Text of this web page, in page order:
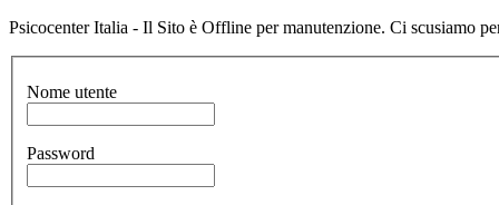
Psicocenter Italia - Il Sito è Offline per manutenzione. Ci scusiamo
Nome utente
Password